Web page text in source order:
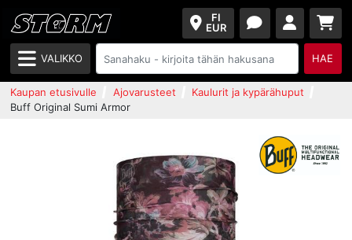
FI
EUR
VALIKKO HAE
Kaupan etusivulle Ajovarusteet
Kaulurit ja kypärähuput
Buff Original Sumi Armor